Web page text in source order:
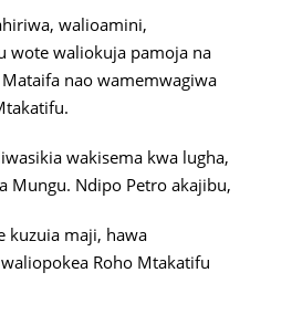
walioamini,
wote waliokuja pamoja na
nao wamemwagiwa
wakisema kwa lugha,
Mungu. Ndipo Petro akajibu,
kuzuia maji, hawa
Roho Mtakatifu